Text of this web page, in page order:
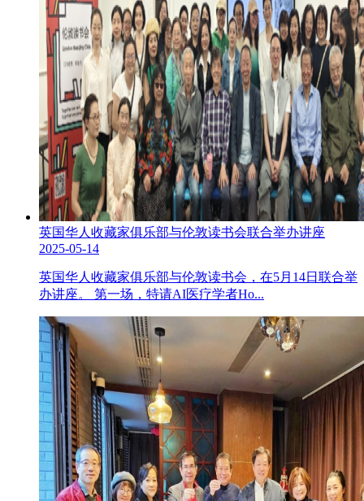
英国华人收藏家俱乐部与伦敦读书会联合举办讲座
2025-05-14
英国华人收藏家俱乐部与伦敦读书会，在5月14日联合举
办讲座。 第一场，特请AI医疗学者Ho...